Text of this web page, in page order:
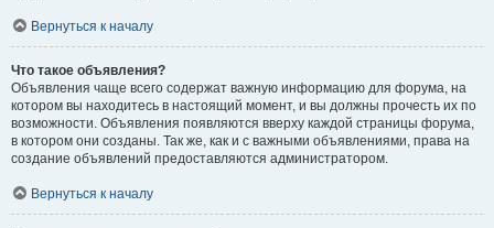
Вернуться к началу
Что такое объявления?
Объявления чаще всего содержат важную информацию для форума, на
котором вы находитесь в настоящий момент, и вы должны прочесть их по
возможности. Объявления появляются вверху каждой страницы форума,
в котором они созданы. Так же, как и с важными объявлениями, права на
создание объявлений предоставляются администратором.
Вернуться к началу